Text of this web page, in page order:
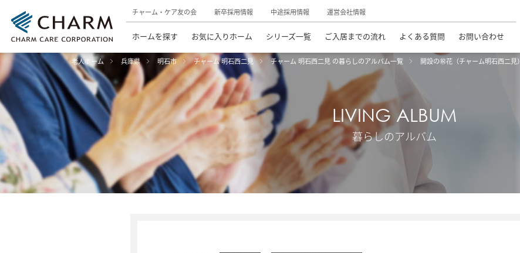
チャーム・ケア友の会 新卒採用情報 中途採用情報 運営会社情報
ホームを探す お気に入りホーム シリーズ一覧 ご入居までの流れ よくある質問 お問い合わせ
老人ホーム 兵庫県 明石市 チャーム 明石西二見 チャーム 明石西二見 の暮らしのアルバム一覧 開設の㊗花（チャーム明石西二見）
LIVING ALBUM
暮らしのアルバム